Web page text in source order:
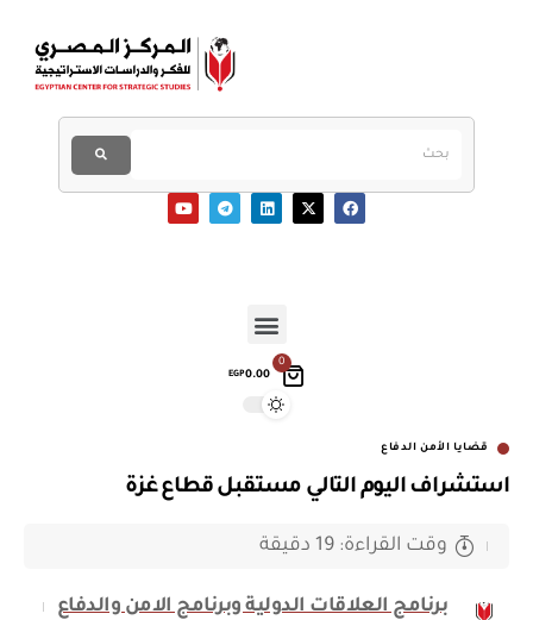
0
EGP0.00
قضايا الأمن الدفاع
استشراف اليوم التالي مستقبل قطاع غزة
برنامج العلاقات الدولية وبرنامج الامن والدفاع
وقت القراءة: 19 دقيقة